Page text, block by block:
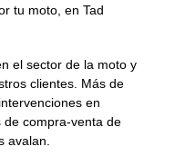
tu moto, en Tad
el sector de la moto y
clientes. Más de
en
compra-venta de
avalan.